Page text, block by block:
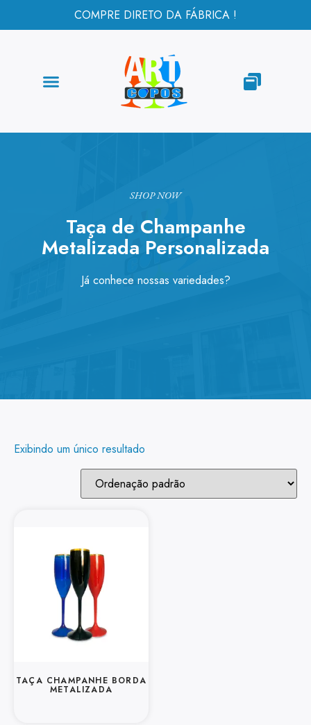
COMPRE DIRETO DA FÁBRICA !
SHOP NOW
Taça de Champanhe
Metalizada Personalizada
Já conhece nossas variedades?
Exibindo um único resultado
TAÇA CHAMPANHE BORDA
METALIZADA